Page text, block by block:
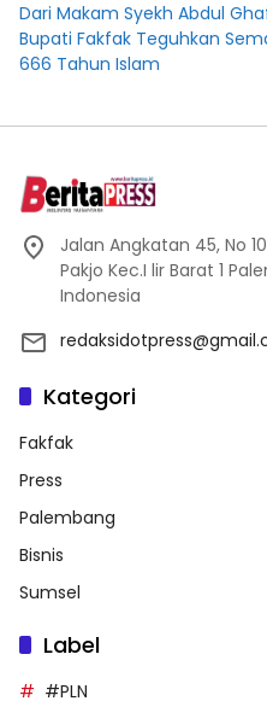
Dari Makam Syekh Abdul
Bupati Fakfak Teguhkan
666 Tahun Islam
Jalan Angkatan 45, No
Pakjo Kec.I lir Barat 1
Indonesia
Kategori
Fakfak
Press
Palembang
Bisnis
Sumsel
Label
#PLN